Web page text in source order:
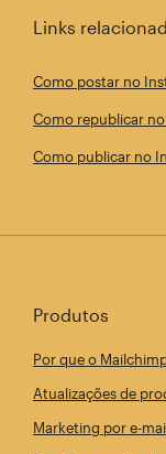
Links
Como postar no
Como republicar
Como publicar no
Produtos
Por que o
Atualizações de
Marketing por e-